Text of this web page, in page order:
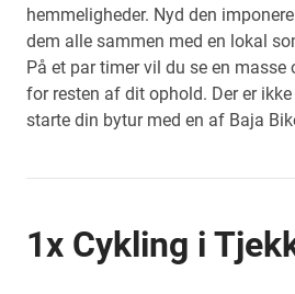
hemmeligheder. Nyd den
dem alle sammen med en lokal
På et par timer vil du se en masse
for resten af dit ophold. Der er
starte din bytur med en af Baja
1x Cykling i